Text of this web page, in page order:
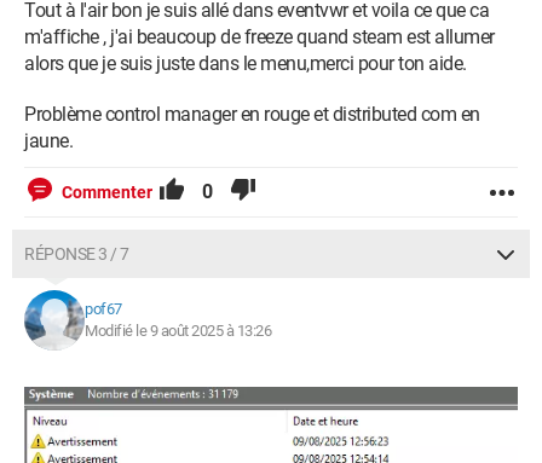
Tout à l'air bon je suis allé dans eventvwr et voila ce que ca
m'affiche , j'ai beaucoup de freeze quand steam est allumer
alors que je suis juste dans le menu,merci pour ton aide.
Problème control manager en rouge et distributed com en
jaune.
Commenter 0
RÉPONSE 3 / 7
pof67
Modifié le 9 août 2025 à 13:26